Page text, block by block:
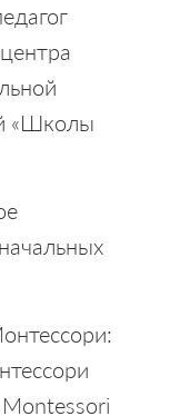
«Школы